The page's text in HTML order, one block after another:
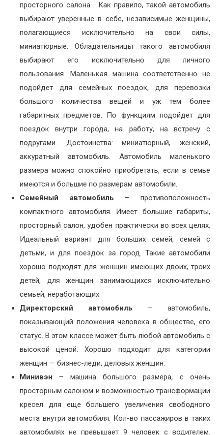
просторного салона. Как правило, такой автомобиль
выбирают уверенные в себе, независимые женщины,
полагающиеся исключительно на свои силы,
миниатюрные. Обладательницы такого автомобиля
выбирают его исключительно для личного
пользования. Маленькая машина соответственно не
подойдет для семейных поездок, для перевозки
большого количества вещей и уж тем более
габаритных предметов. По функциям подойдет для
поездок внутри города, на работу, на встречу с
подругами. Достоинства: миниатюрный, женский,
аккуратный автомобиль. Автомобиль маленького
размера можно спокойно приобретать, если в семье
имеются и большие по размерам автомобили.
Семейный автомобиль – противоположность
компактного автомобиля. Имеет большие габариты,
просторный салон, удобен практически во всех целях.
Идеальный вариант для больших семей, семей с
детьми, и для поездок за город. Такие автомобили
хорошо подходят для женщин имеющих двоих, троих
детей, для женщин занимающихся исключительно
семьей, неработающих.
Директорский автомобиль – автомобиль,
показывающий положения человека в обществе, его
статус. В этом классе может быть любой автомобиль с
высокой ценой. Хорошо подходит для категории
женщин — бизнес-леди, деловых женщин.
Минивэн – машина большого размера, с очень
просторным салоном и возможностью трансформации
кресел для еще большего увеличения свободного
места внутри автомобиля. Кол-во пассажиров в таких
автомобилях не превышает 9 человек с водителем.